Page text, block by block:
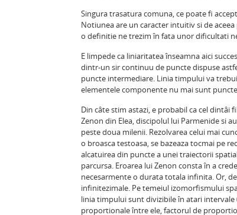
Singura trasatura comuna, ce poate fi
Notiunea are un caracter intuitiv si de
o definitie ne trezim în fata unor dificultati
E limpede ca liniaritatea înseamna aici
dintr-un sir continuu de puncte dispuse
puncte intermediare. Linia timpului va
elementele componente nu mai sunt
Din câte stim astazi, e probabil ca cel
Zenon din Elea, discipolul lui Parmenide si
peste doua milenii. Rezolvarea celui mai
o broasca testoasa, se bazeaza tocmai pe
alcatuirea din puncte a unei traiectorii
parcursa. Eroarea lui Zenon consta în a
necesarmente o durata totala infinita. Or,
infinitezimale. Pe temeiul izomorfismului
linia timpului sunt divizibile în atari
proportionale între ele, factorul de